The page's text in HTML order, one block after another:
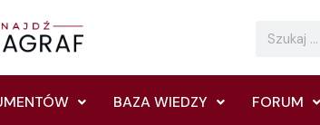
Search
BAZA WIEDZY FORUM